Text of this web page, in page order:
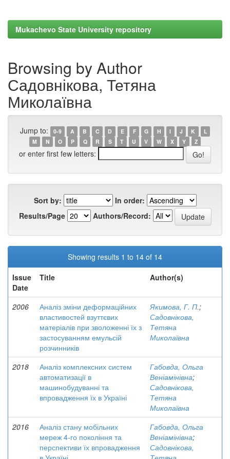
Mukachevo State University repository
Browsing by Author
Садовнікова, Тетяна
Миколаївна
Jump to: 0-9 A B C D E F G H I J K
L
M
N O P Q R S T U V W X Y Z
or enter first few letters:
Sort by:
In order:
Results/Page
Authors/Record:
Showing results 1 to 14 of 14
Issue
Date
Title Author(s)
2006
Аналіз зміни деформаційних
властивостей взуттєвих
матеріалів при зволоженні їх з
застосуванням емульсій
розчинників
Якимова, Г. П.;
Садовнікова,
Тетяна
Миколаївна
2018
Аналіз комплексних систем
автоматизації в
машинобудуванні та
впровадження їх в Україні
Габовда, Ольга
Веніамінівна;
Садовнікова,
Тетяна
Миколаївна
2016
Аналіз стану мобільних
мереж 4-го покоління та
перспективи їх впровадження
Габовда, Ольга
Веніамінівна;
Садовнікова,